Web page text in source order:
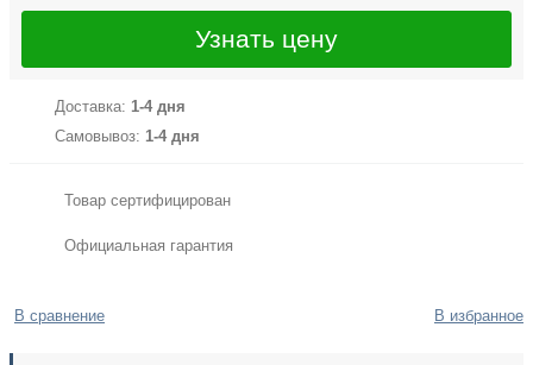
В сравнение В избранное
Узнать цену
Доставка: 1-4 дня
Самовывоз: 1-4 дня
Товар сертифицирован
Официальная гарантия